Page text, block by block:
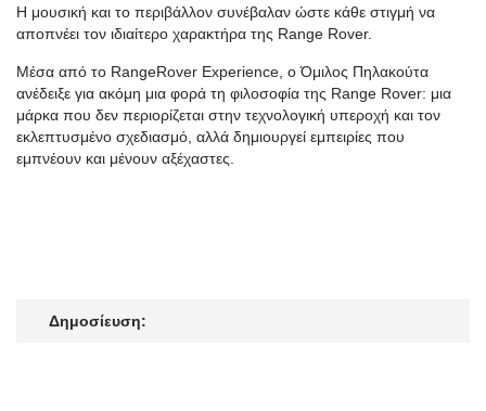
Η μουσική και το περιβάλλον συνέβαλαν ώστε κάθε στιγμή να
αποπνέει τον ιδιαίτερο χαρακτήρα της Range Rover.
Μέσα από το RangeRover Experience, ο Όμιλος Πηλακούτα
ανέδειξε για ακόμη μια φορά τη φιλοσοφία της Range Rover: μια
μάρκα που δεν περιορίζεται στην τεχνολογική υπεροχή και τον
εκλεπτυσμένο σχεδιασμό, αλλά δημιουργεί εμπειρίες που
εμπνέουν και μένουν αξέχαστες.
Δημοσίευση: